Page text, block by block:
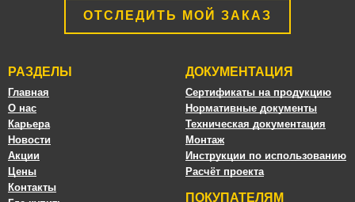
ОТСЛЕДИТЬ МОЙ ЗАКАЗ
РАЗДЕЛЫ
Главная
О нас
Карьера
Новости
Акции
Цены
Контакты
ДОКУМЕНТАЦИЯ
Сертификаты на продукцию
Нормативные документы
Техническая документация
Монтаж
Инструкции по использованию
Расчёт проекта
ПОКУПАТЕЛЯМ